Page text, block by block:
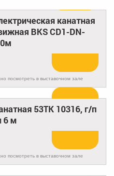
канатная
BKS CD1-DN-
посмотреть в выставочном зале
53ТК 10316, г/п
6 м
посмотреть в выставочном зале